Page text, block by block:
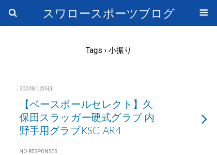
スワロースポーツブログ
Tags › 小振り
2022年1月5日
【ベースボールセレクト】久
保田スラッガー硬式グラブ 内
野手用グラブKSG-AR4
NO RESPONSES